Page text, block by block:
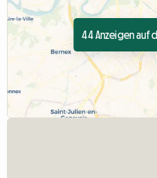
44 Anzeigen auf